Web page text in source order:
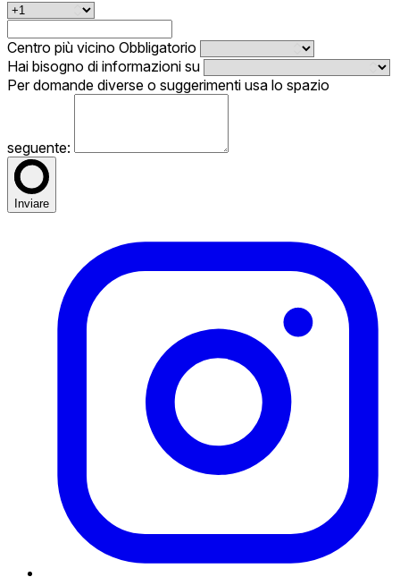
Centro più vicino Obbligatorio
Hai bisogno di informazioni su
Per domande diverse o suggerimenti usa lo spazio
seguente:
Inviare